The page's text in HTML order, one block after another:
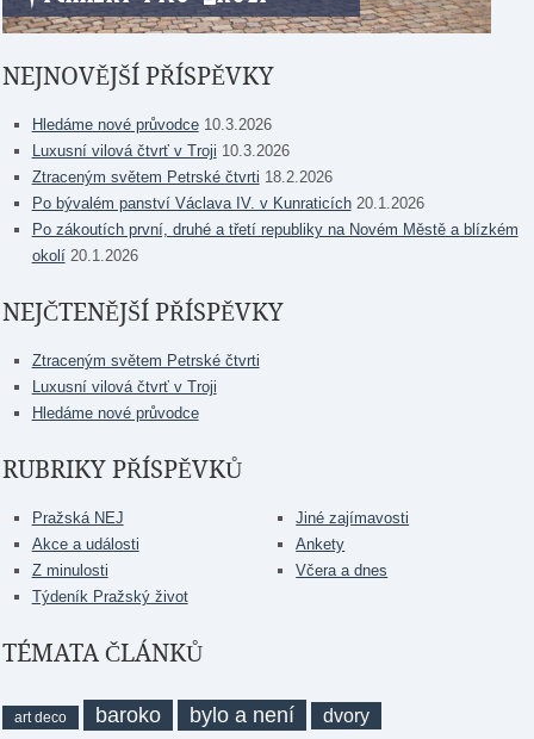
NEJNOVĚJŠÍ PŘÍSPĚVKY
Hledáme nové průvodce 10.3.2026
Luxusní vilová čtvrť v Troji 10.3.2026
Ztraceným světem Petrské čtvrti 18.2.2026
Po bývalém panství Václava IV. v Kunraticích 20.1.2026
Po zákoutích první, druhé a třetí republiky na Novém Městě a blízkém
okolí 20.1.2026
NEJČTENĚJŠÍ PŘÍSPĚVKY
Ztraceným světem Petrské čtvrti
Luxusní vilová čtvrť v Troji
Hledáme nové průvodce
RUBRIKY PŘÍSPĚVKŮ
Pražská NEJ
Akce a události
Z minulosti
Týdeník Pražský život
Jiné zajímavosti
Ankety
Včera a dnes
TÉMATA ČLÁNKŮ
art deco baroko bylo a není dvory